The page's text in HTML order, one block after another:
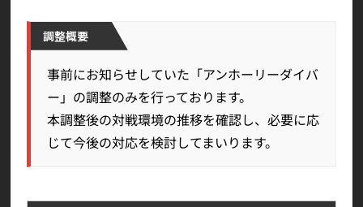
調整概要
事前にお知らせしていた「アンホーリーダイバ
ー」の調整のみを行っております。
本調整後の対戦環境の推移を確認し、必要に応
じて今後の対応を検討してまいります。